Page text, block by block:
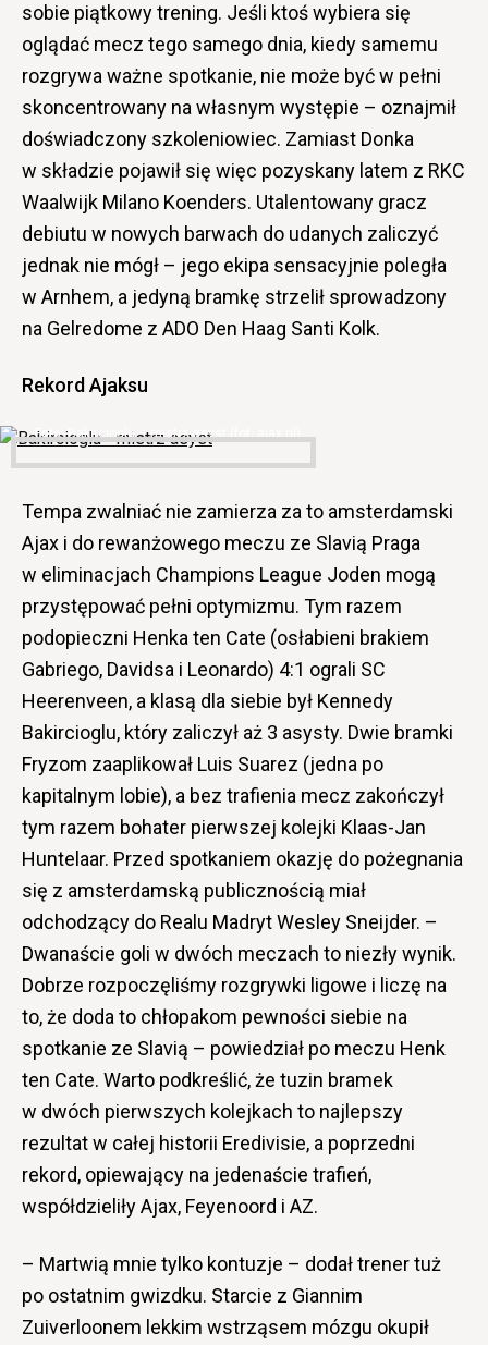
sobie piątkowy trening. Jeśli ktoś wybiera się
oglądać mecz tego samego dnia, kiedy samemu
rozgrywa ważne spotkanie, nie może być w pełni
skoncentrowany na własnym występie – oznajmił
doświadczony szkoleniowiec. Zamiast Donka
w składzie pojawił się więc pozyskany latem z RKC
Waalwijk Milano Koenders. Utalentowany gracz
debiutu w nowych barwach do udanych zaliczyć
jednak nie mógł – jego ekipa sensacyjnie poległa
w Arnhem, a jedyną bramkę strzelił sprowadzony
na Gelredome z ADO Den Haag Santi Kolk.
Rekord Ajaksu
Bakircioglu – mistrz asyst (fot. ajax.nl)
Tempa zwalniać nie zamierza za to amsterdamski
Ajax i do rewanżowego meczu ze Slavią Praga
w eliminacjach Champions League Joden mogą
przystępować pełni optymizmu. Tym razem
podopieczni Henka ten Cate (osłabieni brakiem
Gabriego, Davidsa i Leonardo) 4:1 ograli SC
Heerenveen, a klasą dla siebie był Kennedy
Bakircioglu, który zaliczył aż 3 asysty. Dwie bramki
Fryzom zaaplikował Luis Suarez (jedna po
kapitalnym lobie), a bez trafienia mecz zakończył
tym razem bohater pierwszej kolejki Klaas-Jan
Huntelaar. Przed spotkaniem okazję do pożegnania
się z amsterdamską publicznością miał
odchodzący do Realu Madryt Wesley Sneijder. –
Dwanaście goli w dwóch meczach to niezły wynik.
Dobrze rozpoczęliśmy rozgrywki ligowe i liczę na
to, że doda to chłopakom pewności siebie na
spotkanie ze Slavią – powiedział po meczu Henk
ten Cate. Warto podkreślić, że tuzin bramek
w dwóch pierwszych kolejkach to najlepszy
rezultat w całej historii Eredivisie, a poprzedni
rekord, opiewający na jedenaście trafień,
współdzieliły Ajax, Feyenoord i AZ.
– Martwią mnie tylko kontuzje – dodał trener tuż
po ostatnim gwizdku. Starcie z Giannim
Zuiverloonem lekkim wstrząsem mózgu okupił